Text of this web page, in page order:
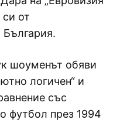
си от
България.
шоуменът обяви
логичен“ и
със
футбол през 1994